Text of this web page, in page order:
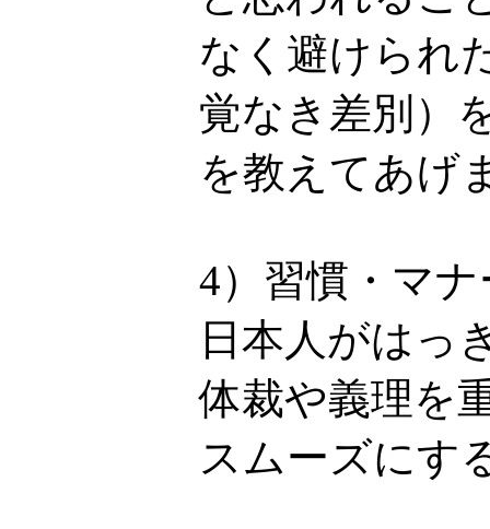
なく避けられ
覚なき差別）
を教えてあげ
4）習慣・マ
日本人がはっ
体裁や義理を
スムーズにす